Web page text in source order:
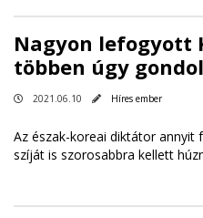
Nagyon lefogyott
többen úgy
2021.06.10 Híres ember
Az észak-koreai diktátor
szíját is szorosabbra kellett